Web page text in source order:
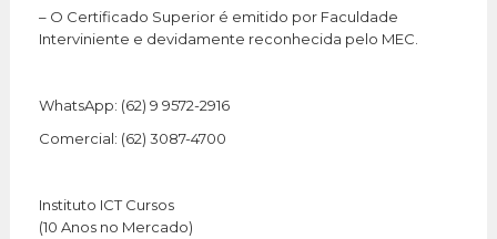
– O Certificado Superior é emitido por Faculdade
Interviniente e devidamente reconhecida pelo MEC.
WhatsApp: (62) 9 9572-2916
Comercial: (62) 3087-4700
Instituto ICT Cursos
(10 Anos no Mercado)